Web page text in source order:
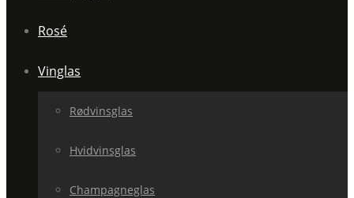
Rosé
Vinglas
Rødvinsglas
Hvidvinsglas
Champagneglas